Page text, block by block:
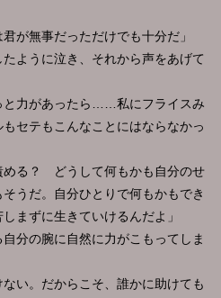
が無事だっただけでも十分だ」
ように泣き、それから声をあげて
力があったら……私にフライスみ
セテもこんなことにはならなかっ
める？ どうして何もかも自分のせ
うだ。自分ひとりで何もかもでき
まずに生きていけるんだよ」
分の腕に自然に力がこもってしま
ない。だからこそ、誰かに助けても